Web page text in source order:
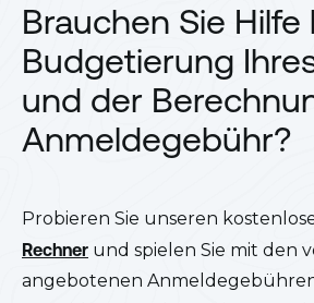
Brauchen Sie Hilfe
Budgetierung
und der
Anmeldegebühr?
Probieren Sie unseren
Rechner und spielen Sie mit den
angebotenen